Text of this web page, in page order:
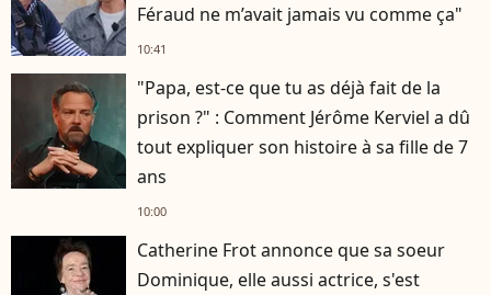
Féraud ne m’avait jamais vu comme ça"
10:41
"Papa, est-ce que tu as déjà fait de la
prison ?" : Comment Jérôme Kerviel a dû
tout expliquer son histoire à sa fille de 7
ans
10:00
Catherine Frot annonce que sa soeur
Dominique, elle aussi actrice, s'est